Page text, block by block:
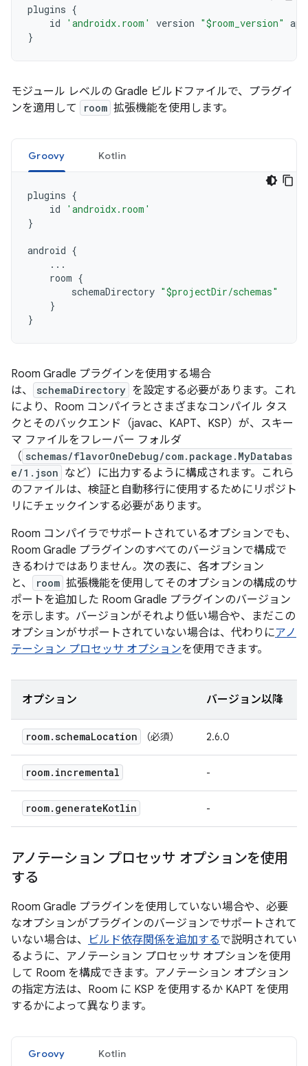
plugins {
id
'androidx.room' version "$room_version"
}
モジュール レベルの Gradle ビルドファイルで、プラグイ
ンを適用して
room 拡張機能を使用します。
Groovy Kotlin
plugins {
id
'androidx.room'
}
android {
...
room {
schemaDirectory "$projectDir/schemas"
}
}
Room Gradle プラグインを使用する場合
は、
schemaDirectory を設定する必要があります。これ
により、Room コンパイラとさまざまなコンパイル タス
クとそのバックエンド（javac、KAPT、KSP）が、スキー
マ ファイルをフレーバー フォルダ
（ schemas/flavorOneDebug/com.package.MyDatabas
e/1.json など）に出力するように構成されます。これら
のファイルは、検証と自動移行に使用するためにリポジト
リにチェックインする必要があります。
Room コンパイラでサポートされているオプションでも、
Room Gradle プラグインのすべてのバージョンで構成で
きるわけではありません。次の表に、各オプション
と、
room 拡張機能を使用してそのオプションの構成のサ
ポートを追加した Room Gradle プラグインのバージョン
を示します。バージョンがそれより低い場合や、まだこの
オプションがサポートされていない場合は、代わりにアノ
テーション プロセッサ オプションを使用できます。
オプション バージョン以降
room.schemaLocation （必須） 2.6.0
room. incremental -
room. generateKotlin -
アノテーション プロセッサ オプションを使用
する
Room Gradle プラグインを使用していない場合や、必要
なオプションがプラグインのバージョンでサポートされて
いない場合は、
ビルド依存関係を追加するで説明されてい
るように、アノテーション プロセッサ オプションを使用
して Room を構成できます。アノテーション オプション
の指定方法は、Room に KSP を使用するか KAPT を使用
するかによって異なります。
Groovy Kotlin